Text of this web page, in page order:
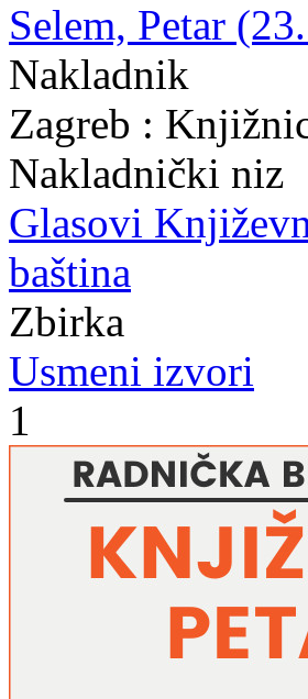
Selem, Petar
Nakladnik
Zagreb :
Nakladnički niz
Glasovi
baština
Zbirka
Usmeni izvori
1